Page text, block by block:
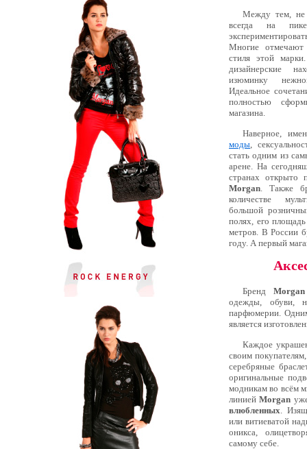
Между тем, не
всегда на
Многие отмечают
стиля этой
дизайнерские
изюминку
Идеальное
полностью
магазина.
Наверное,
моды ,
стать одним из
арене. На
странах
Morgan . Также
количестве
большой
полях, его
метров. В России
году. А первый
Бренд Morgan
одежды, обуви,
парфюмерии.
является
Каждое
своим
серебряные
оригинальные
модникам во всём
линиейMorgan
влюбленных .
или витиеватой
оникса,
самому себе.